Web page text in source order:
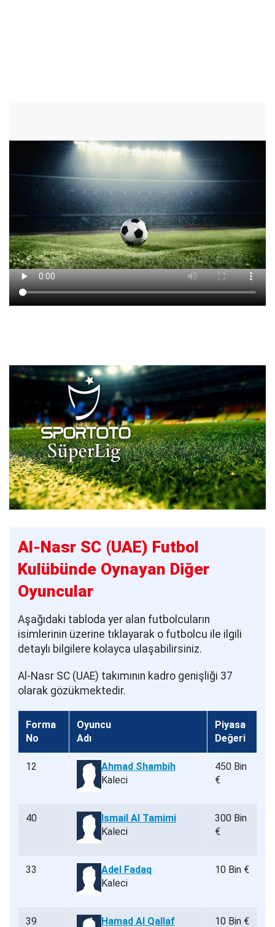
Al-Nasr SC (UAE) Futbol
Kulübünde Oynayan Diğer
Oyuncular
Aşağıdaki tabloda yer alan futbolcuların
isimlerinin üzerine tıklayarak o futbolcu ile ilgili
detaylı bilgilere kolayca ulaşabilirsiniz.
Al-Nasr SC (UAE) takımının kadro genişliği 37
olarak gözükmektedir.
Forma
No
Oyuncu
Adı
Piyasa
Değeri
12
Ahmad Shambih
Kaleci
450 Bin
€
40
Ismail Al Tamimi
Kaleci
300 Bin
€
33
Adel Fadaq
Kaleci
10 Bin €
39 Hamad Al Qallaf 10 Bin €